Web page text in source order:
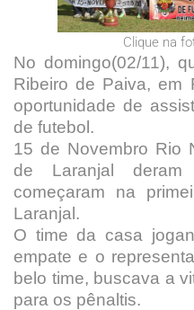
Clique na
No domingo(02/11),
Ribeiro de Paiva, em
oportunidade de
de futebol.
15 de Novembro Rio
de Laranjal
começaram na
Laranjal.
O time da casa
empate e o
belo time, buscava a
para os pênaltis.